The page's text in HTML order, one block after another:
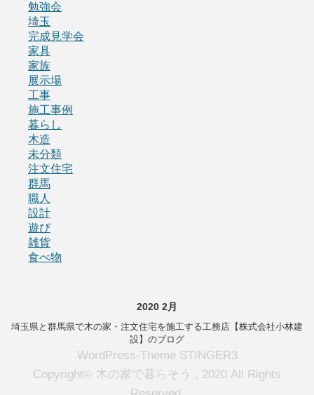
勉強会
埼玉
完成見学会
家具
家族
展示場
工事
施工事例
暮らし
木造
未分類
注文住宅
群馬
職人
設計
遊び
雑貨
食べ物
2020 2月
埼玉県と群馬県で木の家・注文住宅を施工する工務店【株式会社小林建
設】のブログ
WordPress-Theme STINGER3
Copyright© 木の家で暮らそう , 2020 All Rights